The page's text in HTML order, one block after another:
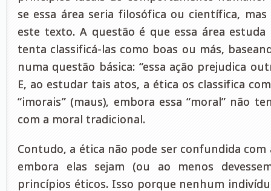
se essa área seria filosófica ou científica,
este texto. A questão é que essa área estuda
tenta classificá-las como boas ou más,
numa questão básica: “essa ação prejudica
E, ao estudar tais atos, a ética os classifica
“imorais” (maus), embora essa “moral” não
com a moral tradicional.
Contudo, a ética não pode ser confundida com
embora elas sejam (ou ao menos
princípios éticos. Isso porque nenhum